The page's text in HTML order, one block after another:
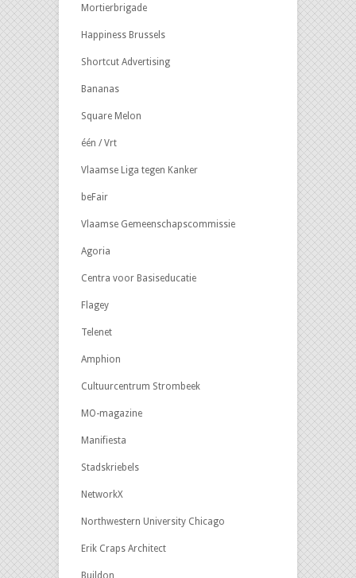
Mortierbrigade
Happiness Brussels
Shortcut Advertising
Bananas
Square Melon
één / Vrt
Vlaamse Liga tegen Kanker
beFair
Vlaamse Gemeenschapscommissie
Agoria
Centra voor Basiseducatie
Flagey
Telenet
Amphion
Cultuurcentrum Strombeek
MO-magazine
Manifiesta
Stadskriebels
NetworkX
Northwestern University Chicago
Erik Craps Architect